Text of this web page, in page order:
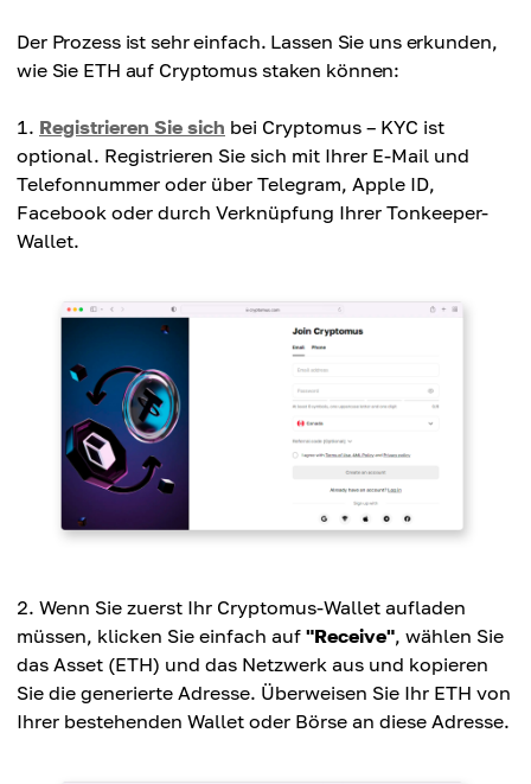
Der Prozess ist sehr einfach. Lassen Sie uns erkunden,
wie Sie ETH auf Cryptomus staken können:
Registrieren Sie sich bei Cryptomus – KYC ist
optional. Registrieren Sie sich mit Ihrer E-Mail und
Telefonnummer oder über Telegram, Apple ID,
Facebook oder durch Verknüpfung Ihrer Tonkeeper-
Wallet.
Wenn Sie zuerst Ihr Cryptomus-Wallet aufladen
müssen, klicken Sie einfach auf "Receive", wählen Sie
das Asset (ETH) und das Netzwerk aus und kopieren
Sie die generierte Adresse. Überweisen Sie Ihr ETH von
Ihrer bestehenden Wallet oder Börse an diese Adresse.